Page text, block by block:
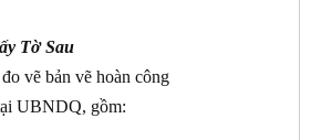
Tờ Sau
vẽ bản vẽ hoàn công
UBNDQ, gồm: